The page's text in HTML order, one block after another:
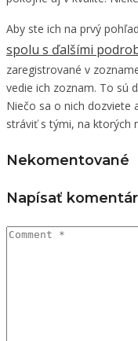
Aby ste ich na prvý
spolu s ďalšími
zaregistrované v
vedie ich zoznam. To sú
Niečo sa o nich dozviete
stráviť s tými, na ktorých
Nekomentované
Napísať komentár